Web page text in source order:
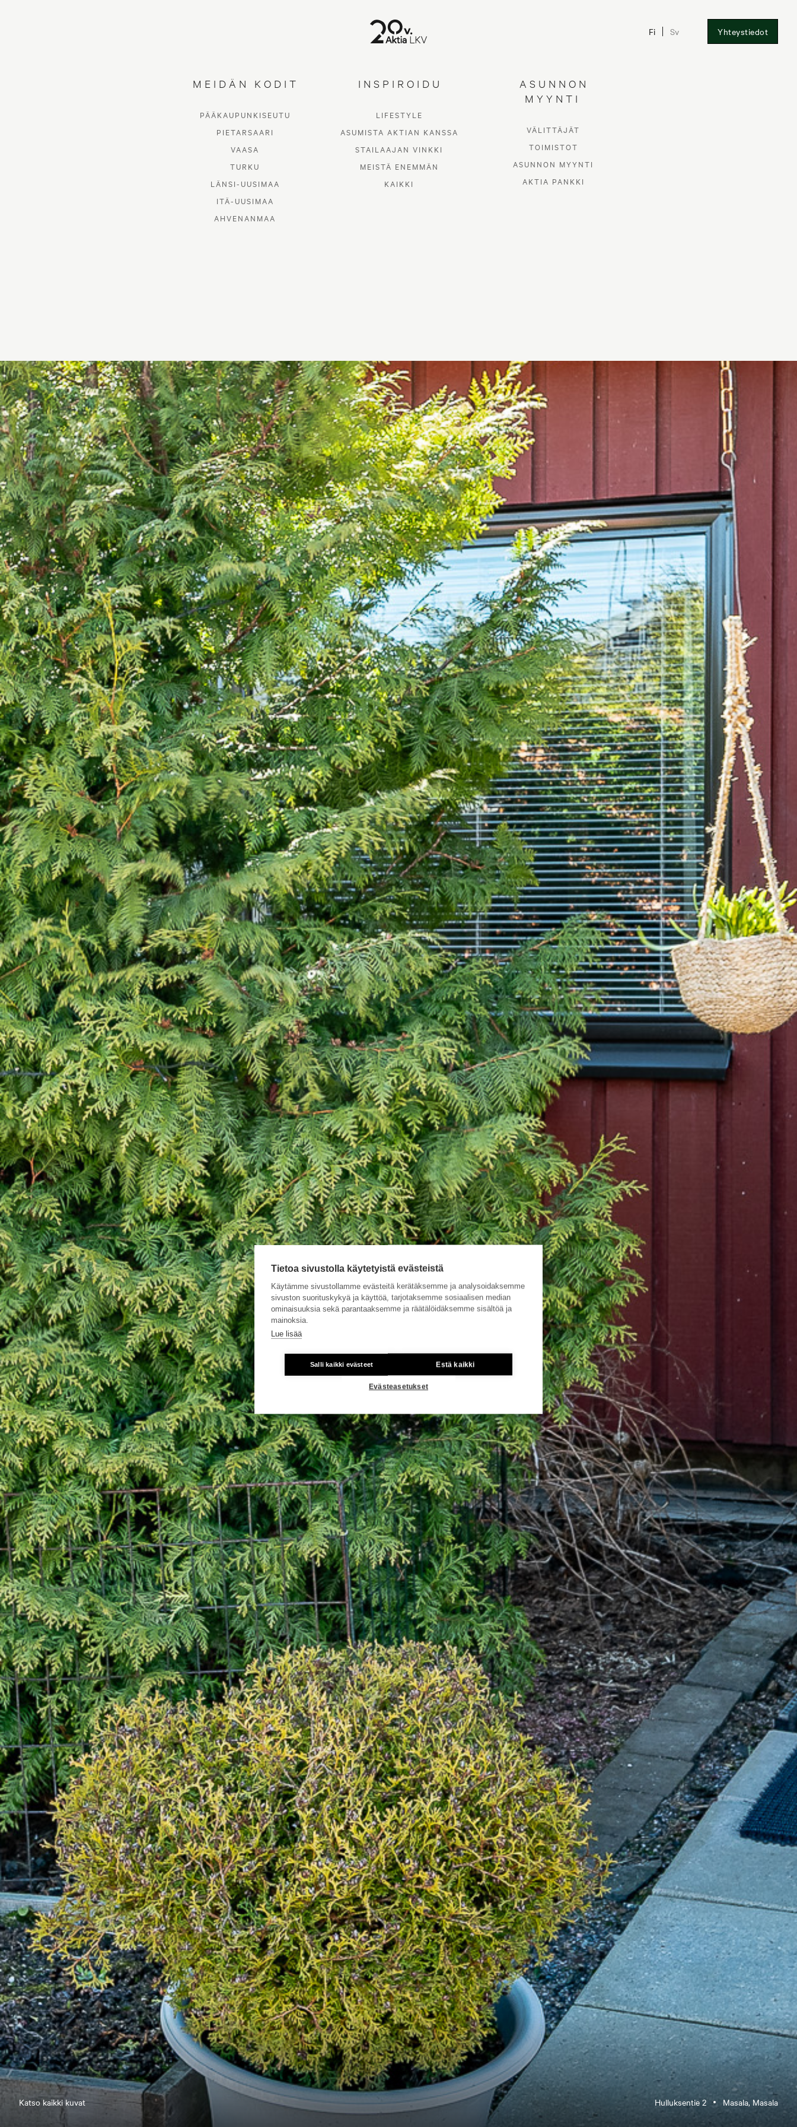
Fi Sv Yhteystiedot
MEIDÄN KODIT
PÄÄKAUPUNKISEUTU
PIETARSAARI
VAASA
TURKU
LÄNSI-UUSIMAA
ITÄ-UUSIMAA
AHVENANMAA
INSPIROIDU
LIFESTYLE
ASUMISTA AKTIAN KANSSA
STAILAAJAN VINKKI
MEISTÄ ENEMMÄN
KAIKKI
ASUNNON
MYYNTI
VÄLITTÄJÄT
TOIMISTOT
ASUNNON MYYNTI
AKTIA PANKKI
Katso kaikki kuvat Hulluksentie 2 Masala, Masala
Tietoa sivustolla käytetyistä evästeistä
Käytämme sivustollamme evästeitä kerätäksemme ja analysoidaksemme
sivuston suorituskykyä ja käyttöä, tarjotaksemme sosiaalisen median
ominaisuuksia sekä parantaaksemme ja räätälöidäksemme sisältöä ja
mainoksia.
Lue lisää
Salli kaikki evästeet Estä kaikki
Evästeasetukset